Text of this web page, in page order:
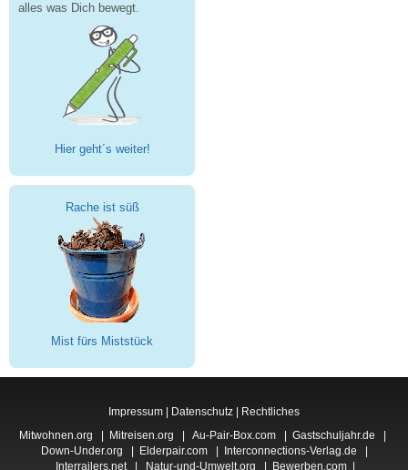
alles was Dich bewegt.
Hier geht´s weiter!
Rache ist süß
Mist fürs Miststück
Impressum | Datenschutz | Rechtliches
Mitwohnen.org
Mitreisen.org Au-Pair-Box.com Gastschuljahr.de
Down-Under.org
Elderpair.com| Interconnections-Verlag.de
Interrailers.net| Natur-und-Umwelt.org Bewerben.com